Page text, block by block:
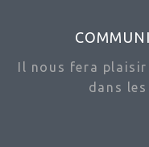
Il nous fera
dans